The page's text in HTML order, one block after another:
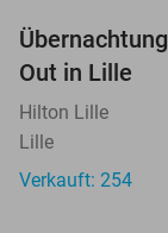
Out in Lille
Hilton Lille
Lille
Verkauft: 254